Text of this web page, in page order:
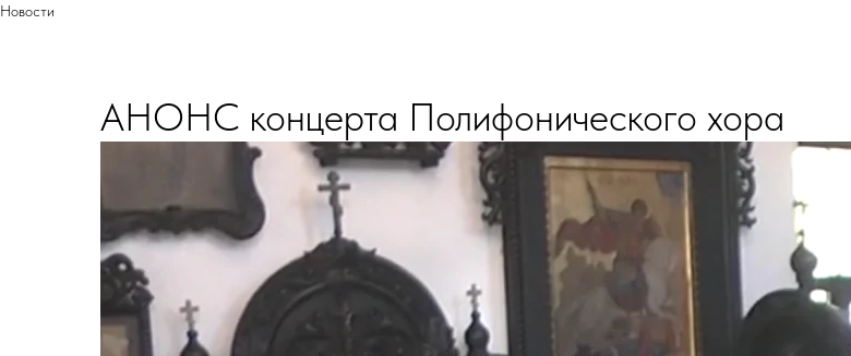
Новости
АНОНС концерта Полифонического хора